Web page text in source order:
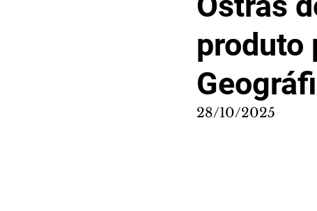
produto
28/10/2025